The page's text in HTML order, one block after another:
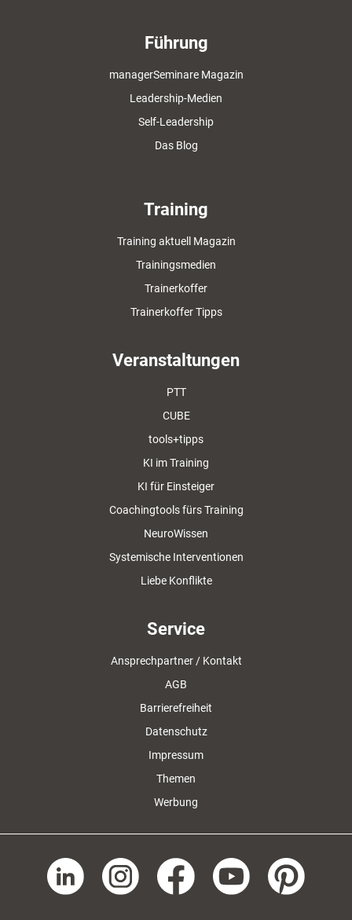
Führung
managerSeminare Magazin
Leadership-Medien
Self-Leadership
Das Blog
Training
Training aktuell Magazin
Trainingsmedien
Trainerkoffer
Trainerkoffer Tipps
Veranstaltungen
PTT
CUBE
tools+tipps
KI im Training
KI für Einsteiger
Coachingtools fürs Training
NeuroWissen
Systemische Interventionen
Liebe Konflikte
Service
Ansprechpartner / Kontakt
AGB
Barrierefreiheit
Datenschutz
Impressum
Themen
Werbung